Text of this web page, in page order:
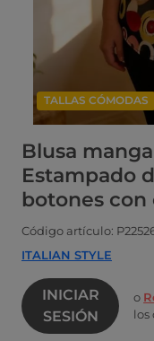
TALLAS CÓMODAS
Blusa
Estampado
botones con
Código artículo:
ITALIAN STYLE
INICIAR
SESIÓN
o
los